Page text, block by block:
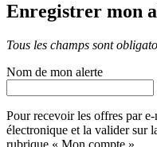
Enregistrer mon
Tous les champs sont
Nom de mon alerte
Pour recevoir les offres par
électronique et la valider sur